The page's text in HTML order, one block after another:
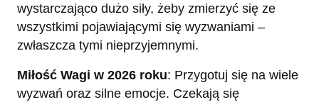
wystarczająco dużo siły, żeby zmierzyć się ze
wszystkimi pojawiającymi się wyzwaniami –
zwłaszcza tymi nieprzyjemnymi.
Miłość Wagi w 2026 roku: Przygotuj się na wiele
wyzwań oraz silne emocje. Czekają się